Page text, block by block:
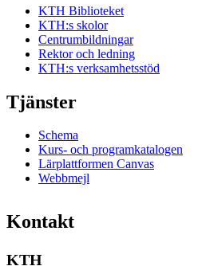
KTH Biblioteket
KTH:s skolor
Centrumbildningar
Rektor och ledning
KTH:s verksamhetsstöd
Tjänster
Schema
Kurs- och programkatalogen
Lärplattformen Canvas
Webbmejl
Kontakt
KTH